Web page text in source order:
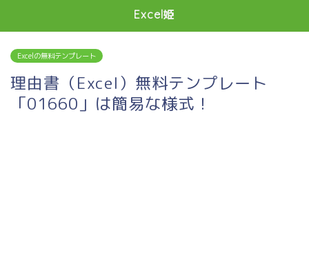
Excel姫
Excelの無料テンプレート
理由書（Excel）無料テンプレート
「01660」は簡易な様式！